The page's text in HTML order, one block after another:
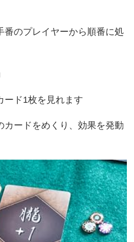
番のプレイヤーから順番に処
ード1枚を見れます
カードをめくり、効果を発動